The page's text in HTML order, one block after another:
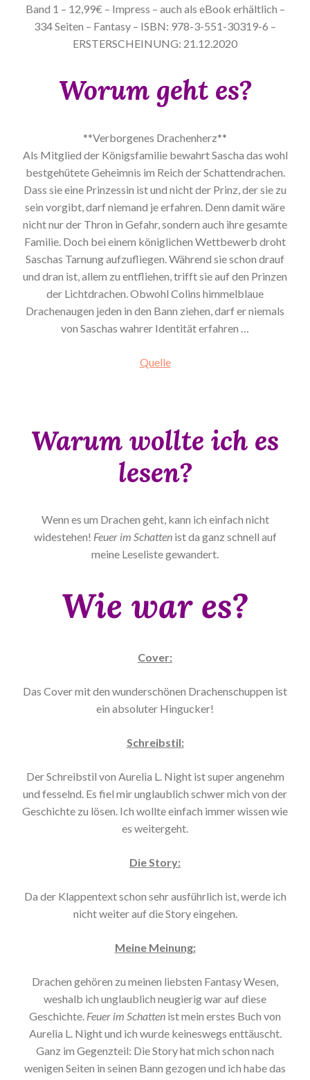
Band 1 – 12,99€ – Impress – auch als eBook erhältlich –
334 Seiten – Fantasy – ISBN: 978-3-551-30319-6 –
ERSTERSCHEINUNG: 21.12.2020
Worum geht es?
**Verborgenes Drachenherz**
Als Mitglied der Königsfamilie bewahrt Sascha das wohl
bestgehütete Geheimnis im Reich der Schattendrachen.
Dass sie eine Prinzessin ist und nicht der Prinz, der sie zu
sein vorgibt, darf niemand je erfahren. Denn damit wäre
nicht nur der Thron in Gefahr, sondern auch ihre gesamte
Familie. Doch bei einem königlichen Wettbewerb droht
Saschas Tarnung aufzufliegen. Während sie schon drauf
und dran ist, allem zu entfliehen, trifft sie auf den Prinzen
der Lichtdrachen. Obwohl Colins himmelblaue
Drachenaugen jeden in den Bann ziehen, darf er niemals
von Saschas wahrer Identität erfahren …
Quelle
Warum wollte ich es
lesen?
Wenn es um Drachen geht, kann ich einfach nicht
widestehen! Feuer im Schattenist da ganz schnell auf
meine Leseliste gewandert.
Wie war es?
Cover:
Das Cover mit den wunderschönen Drachenschuppen ist
ein absoluter Hingucker!
Schreibstil:
Der Schreibstil von Aurelia L. Night ist super angenehm
und fesselnd. Es fiel mir unglaublich schwer mich von der
Geschichte zu lösen. Ich wollte einfach immer wissen wie
es weitergeht.
Die Story:
Da der Klappentext schon sehr ausführlich ist, werde ich
nicht weiter auf die Story eingehen.
Meine Meinung:
Drachen gehören zu meinen liebsten Fantasy Wesen,
weshalb ich unglaublich neugierig war auf diese
Geschichte. Feuer im Schatten ist mein erstes Buch von
Aurelia L. Night und ich wurde keineswegs enttäuscht.
Ganz im Gegenzteil: Die Story hat mich schon nach
wenigen Seiten in seinen Bann gezogen und ich habe das